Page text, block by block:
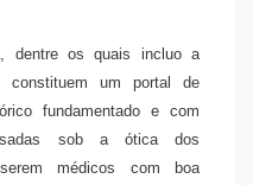
dentre os quais incluo a
, constituem um portal de
fundamentado e com
sob a ótica dos
médicos com boa